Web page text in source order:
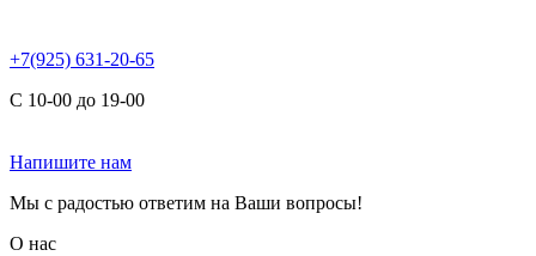
+7(925) 631-20-65
С 10-00 до 19-00
Напишите нам
Мы с радостью ответим на Ваши вопросы!
О нас